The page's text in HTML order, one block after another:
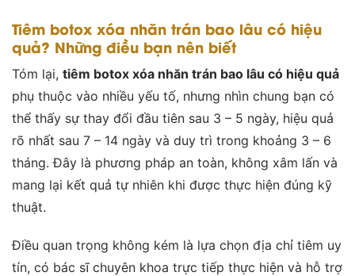
Tiêm botox xóa nhăn trán bao lâu có hiệu
quả? Những điều bạn nên biết
Tóm lại, tiêm botox xóa nhăn trán bao lâu có hiệu quả
phụ thuộc vào nhiều yếu tố, nhưng nhìn chung bạn có
thể thấy sự thay đổi đầu tiên sau 3 – 5 ngày, hiệu quả
rõ nhất sau 7 – 14 ngày và duy trì trong khoảng 3 – 6
tháng. Đây là phương pháp an toàn, không xâm lấn và
mang lại kết quả tự nhiên khi được thực hiện đúng kỹ
thuật.
Điều quan trọng không kém là lựa chọn địa chỉ tiêm uy
tín, có bác sĩ chuyên khoa trực tiếp thực hiện và hỗ trợ